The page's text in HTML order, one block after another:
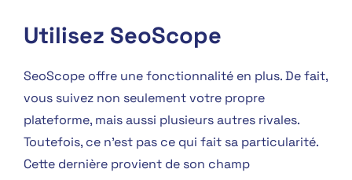
Utilisez SeoScope
SeoScope offre une fonctionnalité en plus. De fait,
vous suivez non seulement votre propre
plateforme, mais aussi plusieurs autres rivales.
Toutefois, ce n’est pas ce qui fait sa particularité.
Cette dernière provient de son champ